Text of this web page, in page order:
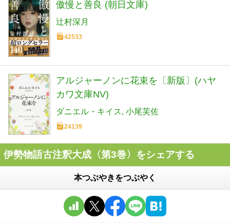
傲慢と善良 (朝日文庫)
辻村深月
42533
アルジャーノンに花束を〔新版〕(ハヤ
カワ文庫NV)
ダニエル・キイス 小尾芙佐
24139
伊勢物語古注釈大成〈第3巻〉をシェアする
本つぶやきをつぶやく